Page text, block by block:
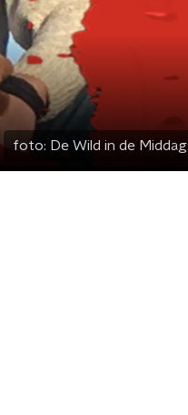
foto: De Wild in de Middag